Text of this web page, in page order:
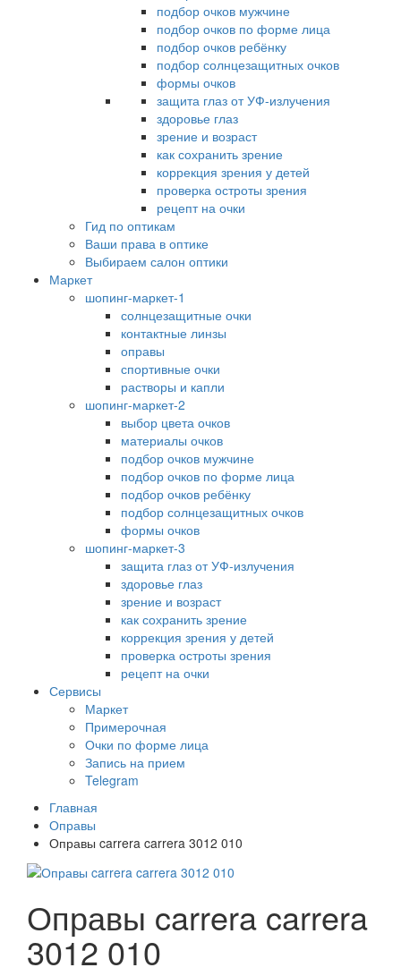
подбор очков мужчине
подбор очков по форме лица
подбор очков ребёнку
подбор солнцезащитных очков
формы очков
защита глаз от УФ-излучения
здоровье глаз
зрение и возраст
как сохранить зрение
коррекция зрения у детей
проверка остроты зрения
рецепт на очки
Гид по оптикам
Ваши права в оптике
Выбираем салон оптики
Маркет
шопинг-маркет-1
солнцезащитные очки
контактные линзы
оправы
спортивные очки
растворы и капли
шопинг-маркет-2
выбор цвета очков
материалы очков
подбор очков мужчине
подбор очков по форме лица
подбор очков ребёнку
подбор солнцезащитных очков
формы очков
шопинг-маркет-3
защита глаз от УФ-излучения
здоровье глаз
зрение и возраст
как сохранить зрение
коррекция зрения у детей
проверка остроты зрения
рецепт на очки
Сервисы
Маркет
Примерочная
Очки по форме лица
Запись на прием
Telegram
Главная
Оправы
Оправы carrera carrera 3012 010
Оправы carrera carrera
3012 010